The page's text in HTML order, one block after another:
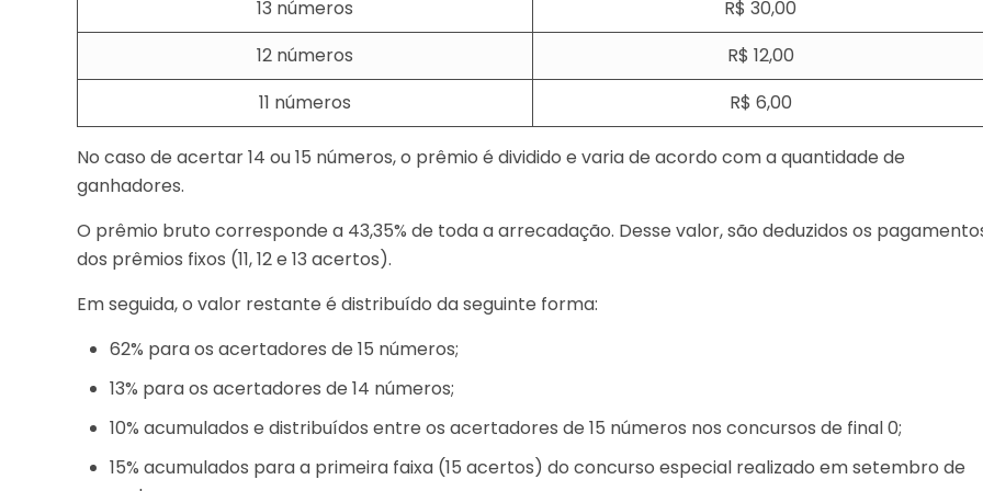
13 números
R$ 30,00
12 números
R$ 12,00
11 números
R$ 6,00
No caso de acertar 14 ou 15 números, o prêmio é dividido e varia de acordo com a quantidade de
ganhadores.
O prêmio bruto corresponde a 43,35% de toda a arrecadação. Desse valor, são deduzidos os
dos prêmios fixos (11, 12 e 13 acertos).
Em seguida, o valor restante é distribuído da seguinte forma:
62% para os acertadores de 15 números;
13% para os acertadores de 14 números;
10% acumulados e distribuídos entre os acertadores de 15 números nos concursos de final 0;
15% acumulados para a primeira faixa (15 acertos) do concurso especial realizado em setembro de